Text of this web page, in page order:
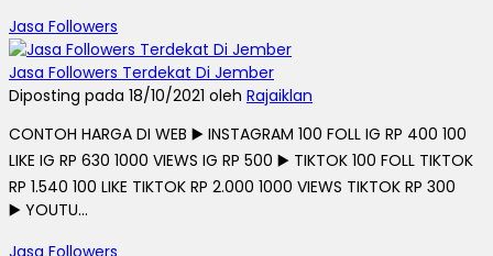
Jasa Followers
Jasa Followers Terdekat Di Jember
Diposting pada 18/10/2021 oleh Rajaiklan
CONTOH HARGA DI WEB ▶️ INSTAGRAM 100 FOLL IG RP 400 100
LIKE IG RP 630 1000 VIEWS IG RP 500 ▶️ TIKTOK 100 FOLL TIKTOK
RP 1.540 100 LIKE TIKTOK RP 2.000 1000 VIEWS TIKTOK RP 300
▶️ YOUTU...
Jasa Followers